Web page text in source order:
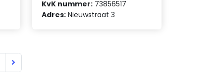
KvK nummer: 73856517
Adres: Nieuwstraat 3